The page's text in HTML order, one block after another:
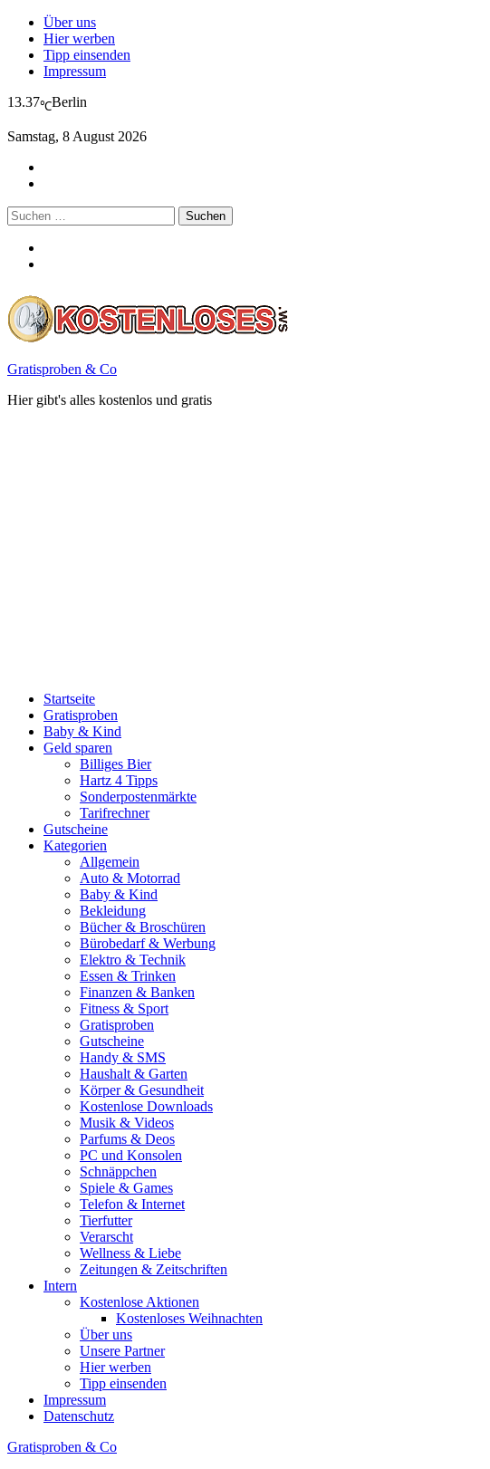
Über uns
Hier werben
Tipp einsenden
Impressum
13.37℃Berlin
Samstag, 8 August 2026
Suchen
nach:
Gratisproben & Co
Hier gibt's alles kostenlos und gratis
Startseite
Gratisproben
Baby & Kind
Geld sparen
Billiges Bier
Hartz 4 Tipps
Sonderpostenmärkte
Tarifrechner
Gutscheine
Kategorien
Allgemein
Auto & Motorrad
Baby & Kind
Bekleidung
Bücher & Broschüren
Bürobedarf & Werbung
Elektro & Technik
Essen & Trinken
Finanzen & Banken
Fitness & Sport
Gratisproben
Gutscheine
Handy & SMS
Haushalt & Garten
Körper & Gesundheit
Kostenlose Downloads
Musik & Videos
Parfums & Deos
PC und Konsolen
Schnäppchen
Spiele & Games
Telefon & Internet
Tierfutter
Verarscht
Wellness & Liebe
Zeitungen & Zeitschriften
Intern
Kostenlose Aktionen
Kostenloses Weihnachten
Über uns
Unsere Partner
Hier werben
Tipp einsenden
Impressum
Datenschutz
Gratisproben & Co